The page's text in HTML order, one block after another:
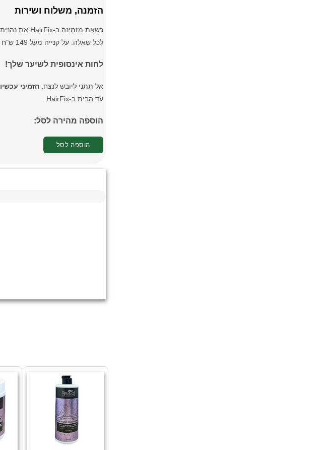
הזמנה, משלוח ושירות
כשאת מזמינה ב-HairFix את נהנית ממבחר גדול של מוצרי טיפוח מקצועיים לשיער,
לכל שאלה. על קנייה מעל 149 ש"ח תקבלי
לחות אינסופית לשיער שלך!
אל תתני ליובש לנצח.הזמיני עכשיו
עד הבית ב-HairFix.
הוספה מהירה לסל:
הוספה לסל